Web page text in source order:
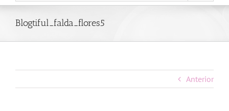
Blogtiful_falda_flores5
Anterior